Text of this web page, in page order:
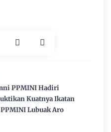
PPMINI Hadiri
Kuatnya Ikatan
Lubuak Aro